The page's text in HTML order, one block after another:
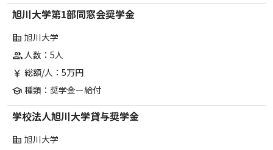
旭川大学第1部同窓会奨学金
corporate_fare 旭川大学
group人数：5人
currency_yen 総額/人：5万円
school 種類：奨学金ー給付
学校法人旭川大学貸与奨学金
corporate_fare 旭川大学